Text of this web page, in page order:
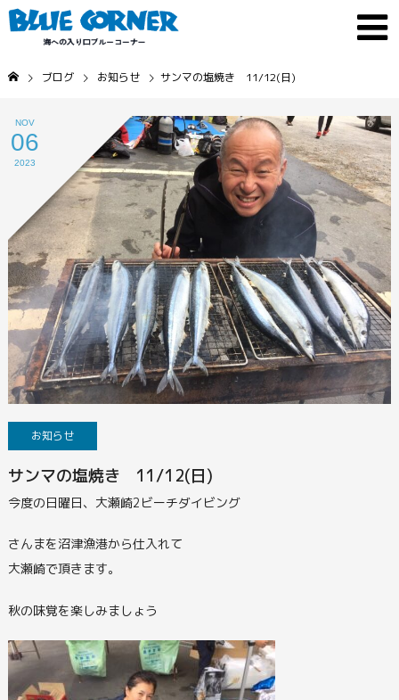
ブログ お知らせ サンマの塩焼き 11/12(日)
NOV
06
2023
お知らせ
サンマの塩焼き 11/12(日)
今度の日曜日、大瀬崎2ビーチダイビング
さんまを沼津漁港から仕入れて
大瀬崎で頂きます。
秋の味覚を楽しみましょう